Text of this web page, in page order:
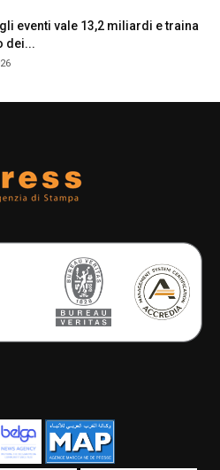
eventi vale 13,2 miliardi e traina
dei...